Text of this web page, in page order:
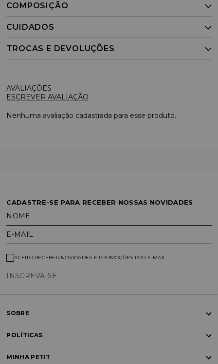
COMPOSIÇÃO
CUIDADOS
TROCAS E DEVOLUÇÕES
ESCREVER AVALIAÇÃO
Nenhuma avaliação cadastrada para esse produto.
CADASTRE-SE PARA RECEBER NOSSAS NOVIDADES
NOME
E-MAIL
INSCREVA-SE
ACEITO RECEBER NOVIDADES E PROMOÇÕES POR E-MAIL
SOBRE
POLÍTICAS
MINHA PETIT